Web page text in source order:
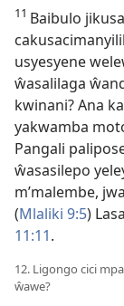
11 Baibulo
usyesyene
ŵasalilaga
kwinani? Ana
yakwamba
Pangali
ŵasasilepo
m’malembe,
(Mlaliki 9:5)
11:11.
12. Ligongo cici
ŵawe?